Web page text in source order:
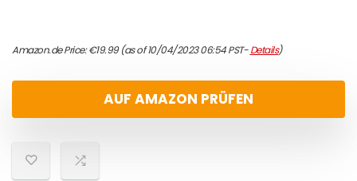
Amazon.de Price:€19.99(as of 10/04/2023 06:54 PST-Details)
AUF AMAZON PRÜFEN